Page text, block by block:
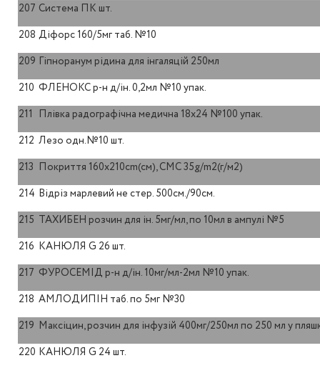
207 Система ПК шт.
208 Діфорс 160/5мг таб. №10
209 Гіпноранум рідина для інгаляцій 250мл
210 ФЛЕНОКС р-н д/ін. 0,2мл №10 упак.
211 Плівка радографічна медична 18х24 №100 упак.
212 Лезо одн.№10 шт.
213 Покриття 160х210cm(см), CMC 35g/m2(г/м2)
214 Відріз марлевий не стер. 500см./90см.
215 ТАХИБЕН розчин для ін. 5мг/мл, по 10мл в ампулі №5
216 КАНЮЛЯ G 26 шт.
217 ФУРОСЕМІД р-н д/ін. 10мг/мл-2мл №10 упак.
218 АМЛОДИПІН таб. по 5мг №30
219 Максіцин, розчин для інфузій 400мг/250мл по 250 мл у
220 КАНЮЛЯ G 24 шт.